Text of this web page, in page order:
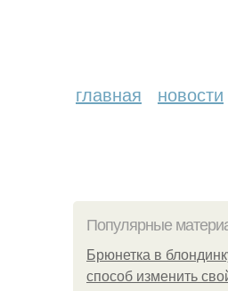
главная новости
Популярные
Брюнетка в
способ изменить